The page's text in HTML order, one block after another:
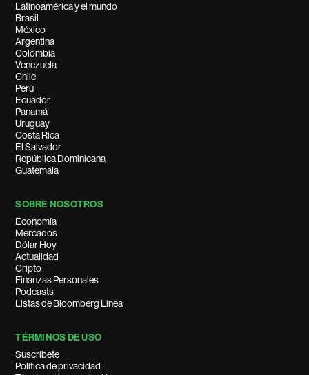
Latinoamérica y el mundo
Brasil
México
Argentina
Colombia
Venezuela
Chile
Perú
Ecuador
Panamá
Uruguay
Costa Rica
El Salvador
República Dominicana
Guatemala
SOBRE NOSOTROS
Economía
Mercados
Dólar Hoy
Actualidad
Cripto
Finanzas Personales
Podcasts
Listas de Bloomberg Línea
TÉRMINOS DE USO
Suscríbete
Política de privacidad